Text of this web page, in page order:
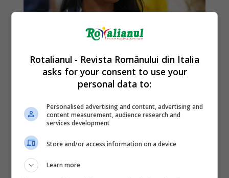
Rotalianul - Revista Românului din Italia
asks for your consent to use your
personal data to:
Personalised advertising and content, advertising and
content measurement, audience research and
services development
Store and/or access information on a device
Learn more